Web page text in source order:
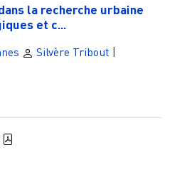
la recherche urbaine
et c...
Silvère Tribout